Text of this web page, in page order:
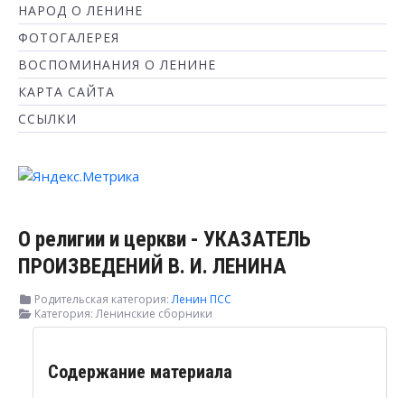
НАРОД О ЛЕНИНЕ
ФОТОГАЛЕРЕЯ
ВОСПОМИНАНИЯ О ЛЕНИНЕ
КАРТА САЙТА
ССЫЛКИ
О религии и церкви - УКАЗАТЕЛЬ
ПРОИЗВЕДЕНИЙ В. И. ЛЕНИНА
Родительская категория:Ленин ПСС
Категория:Ленинские сборники
Содержание материала